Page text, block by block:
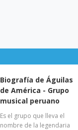
Biografía de Águilas
de América - Grupo
musical peruano
Es el grupo que lleva el
nombre de la legendaria